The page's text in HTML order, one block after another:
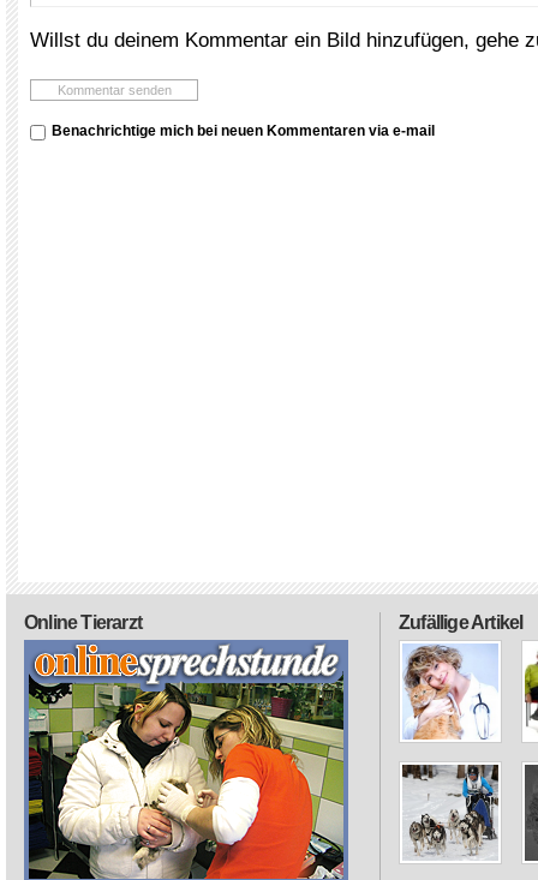
Willst du deinem Kommentar ein Bild hinzufügen, gehe
Benachrichtige mich bei neuen Kommentaren via e-mail
Zufällige Artikel
Online Tierarzt